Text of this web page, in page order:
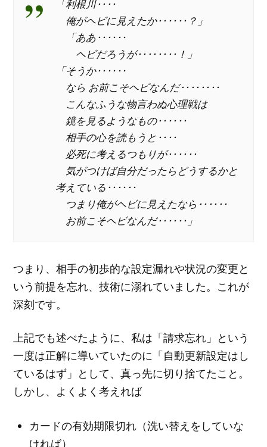
「利根川‥‥
俺がヘビに見えたか‥‥‥？」
「ああ‥‥‥
ヘビだろうが‥‥‥‥！」
「そうか‥‥‥
なら お前こそヘビなんだ‥‥‥‥
こんなふうな物言わぬ心理戦は
鏡を見るようなもの‥‥‥
相手の心を読もうと‥‥
必死に考えるつもりが‥‥‥
気がつけば自分だったらどうするかと
考えている‥‥‥
つまり俺がヘビに見えたなら‥‥‥
お前こそヘビなんだ‥‥‥」
つまり、相手の初歩的な設定漏れや状況の変更と
いう前提を忘れ、技術に溺れていました。これが
深刻です。
上記でも述べたように、私は「請求忘れ」という
一度は正解に導いていたのに「自動更新設定はし
ているはず」として、真っ先に切り捨てたこと。
しかし、よくよく考えれば
カードの有効期限切れ（洗い替えをしていな
ければ）